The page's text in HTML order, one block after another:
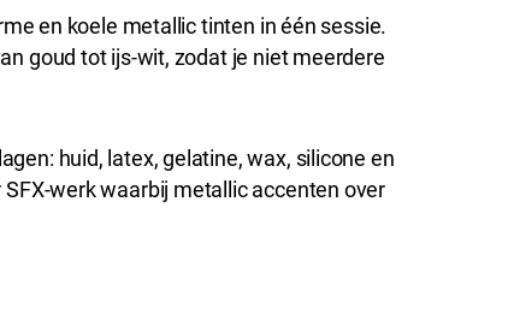
en koele metallic tinten in één sessie.
goud tot ijs-wit, zodat je niet meerdere
huid, latex, gelatine, wax, silicone en
werk waarbij metallic accenten over